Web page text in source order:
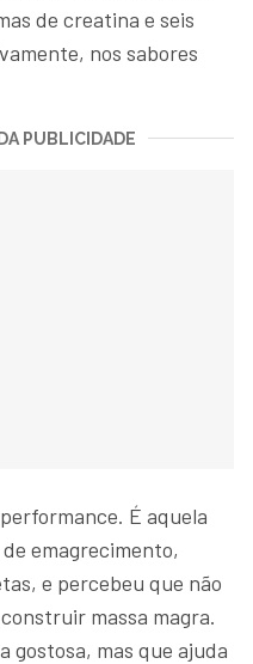
de creatina e seis
nos sabores
PUBLICIDADE
É aquela
emagrecimento,
e percebeu que não
massa magra.
gostosa, mas que ajuda